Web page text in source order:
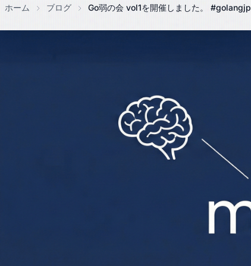
ホーム ブログ Go弱の会 vol1を開催しました。 #golangjp